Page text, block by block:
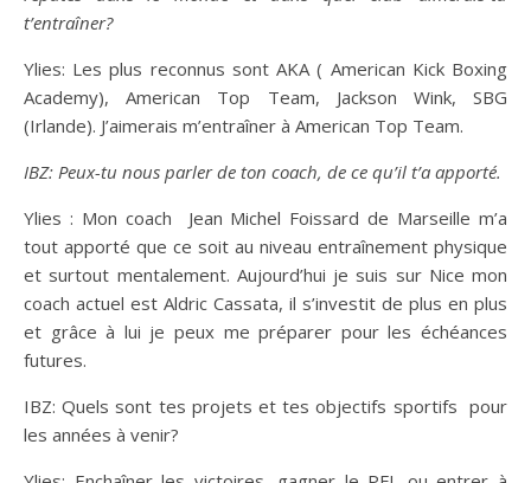
t’entraîner?
Ylies: Les plus reconnus sont AKA ( American Kick Boxing
Academy), American Top Team, Jackson Wink, SBG
(Irlande). J’aimerais m’entraîner à American Top Team.
IBZ: Peux-tu nous parler de ton coach, de ce qu’il t’a apporté.
Ylies : Mon coach Jean Michel Foissard de Marseille m’a
tout apporté que ce soit au niveau entraînement physique
et surtout mentalement. Aujourd’hui je suis sur Nice mon
coach actuel est Aldric Cassata, il s’investit de plus en plus
et grâce à lui je peux me préparer pour les échéances
futures.
IBZ: Quels sont tes projets et tes objectifs sportifs pour
les années à venir?